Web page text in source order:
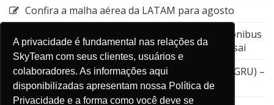
A privacidade é fundamental nas relações da
SkyTeam com seus clientes, usuários e
colaboradores. As informações aqui
disponibilizadas apresentam nossa Política de
Privacidade e a forma como você deve se
Confira a malha aérea da LATAM para agosto
Emirates: Alteração do local de embarque do ônibus
entre a Estação de Nagoya e o Aeroporto de Kansai
GOL: Cancelamento da rota entre Guarulhos (GRU) –
Aruba (AUA)